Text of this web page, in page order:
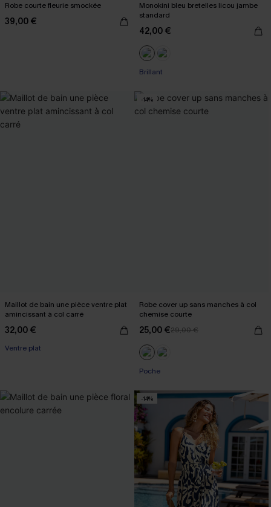
Robe courte fleurie smockée
39,00 €
Monokini bleu bretelles licou jambe
standard
42,00 €
Brillant
Maillot de bain une pièce ventre plat
amincissant à col carré
32,00 €
Ventre plat
-14%
Robe cover up sans manches à col
chemise courte
25,00 €29,00 €
Poche
-14%